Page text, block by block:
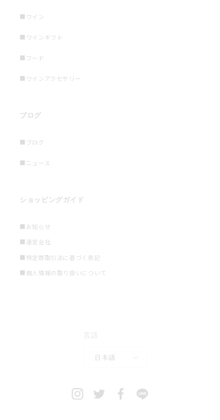
■ワイン
■ワインギフト
■フード
■ワインアクセサリー
ブログ
■ブログ
■ニュース
ショッピングガイド
■お知らせ
■運営会社
■特定商取引法に基づく表記
■個人情報の取り扱いについて
言語
日本語